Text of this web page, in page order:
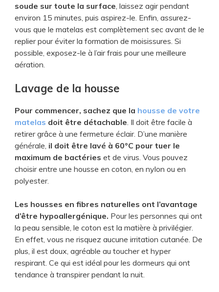
soude sur toute la surface , laissez agir pendant
environ 15 minutes, puis aspirez-le. Enfin, assurez-
vous que le matelas est complètement sec avant de le
replier pour éviter la formation de moisissures. Si
possible, exposez-le à l’air frais pour une meilleure
aération.
Lavage de la housse
Pour commencer, sachez que la housse de votre
matelas doit être détachable . Il doit être facile à
retirer grâce à une fermeture éclair. D’une manière
générale, il doit être lavé à 60°C pour tuer le
maximum de bactéries et de virus. Vous pouvez
choisir entre une housse en coton, en nylon ou en
polyester.
Les housses en fibres naturelles ont l’avantage
d’être hypoallergénique. Pour les personnes qui ont
la peau sensible, le coton est la matière à privilégier.
En effet, vous ne risquez aucune irritation cutanée. De
plus, il est doux, agréable au toucher et hyper
respirant. Ce qui est idéal pour les dormeurs qui ont
tendance à transpirer pendant la nuit.